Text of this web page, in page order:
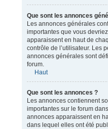
Que sont les annonces
Les annonces générales
importantes que vous
apparaissent en haut de
contrôle de l’utilisateur. Les
annonces générales sont
forum.
Haut
Que sont les annonces ?
Les annonces contiennent
importantes sur le forum
annonces apparaissent en
dans lequel elles ont été